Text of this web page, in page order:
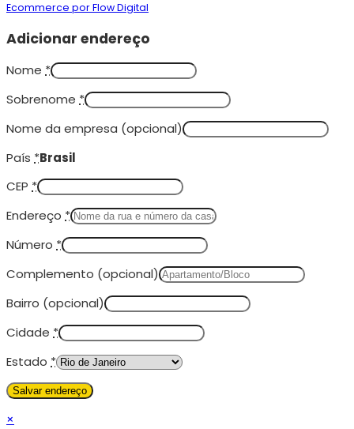
Ecommerce por Flow Digital
Adicionar endereço
Nome *
Sobrenome *
Nome da empresa (opcional)
País *Brasil
CEP *
Endereço *
Número *
Complemento (opcional)
Bairro (opcional)
Cidade *
Estado *
×